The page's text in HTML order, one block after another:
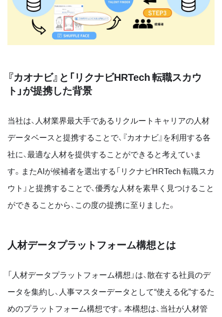
『カオナビ』と「リクナビHRTech 転職スカウ
ト」が提携した背景
当社は、人材業界最大手であるリクルートキャリアの人材
データベースと提携することで、『カオナビ』を利用する各
社に、最適な人材を提供することができると考えていま
す。またAIが候補者を選出する「リクナビHRTech 転職スカ
ウト」と提携することで、優秀な人材を素早く見つけること
ができることから、この度の提携に至りました。
人材データプラットフォーム構想とは
「人材データプラットフォーム構想」は、散在する社員のデ
ータを集約し、人事マスターデータとして“使える化”するた
めのプラットフォーム構想です。本構想は、当社が人材管